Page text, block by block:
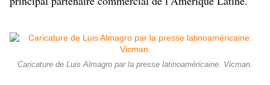
Caricature de Luis Almagro par la presse latinoaméricaine. Vicman.